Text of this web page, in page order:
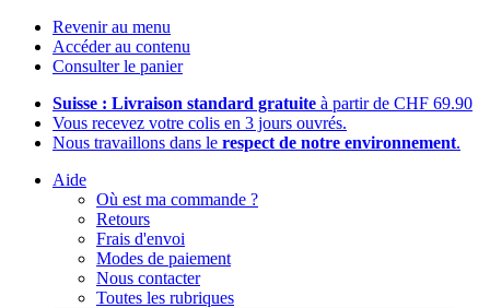
Revenir au menu
Accéder au contenu
Consulter le panier
Suisse : Livraison standard gratuite à partir de CHF 69.90
Vous recevez votre colis en 3 jours ouvrés.
Nous travaillons dans le respect de notre environnement.
Aide
Où est ma commande ?
Retours
Frais d'envoi
Modes de paiement
Nous contacter
Toutes les rubriques